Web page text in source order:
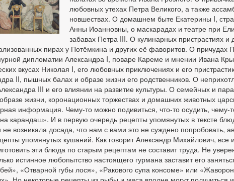
любовных утехах Петра Великого, а также
новшествах. О домашнем быте Екатерины I,
Анны Иоанновны, о маскарадах и театре при
забавах Петра III. О кулинарных пристрастиях и
пирах у Потёмкина и других её фаворитов. О причудах
дипломатии Александра I, поваре Кареме и мнении Ивана
вкусах Николая I, его любовных приключениях и его
II, пышных балах и образе жизни его родственников. О
III и его влиянии на развитие культуры. О семейных и
жизни, коронационных торжествах и домашних животных
информация. Чему-то можно подивиться, что-то осудить, чему-
на карандаш». И в первую очередь рецепты упомянутых в тексте
возникала досада, что нам с вами это не суждено попробовать,
упомянутых кушаний. Как говорит Александр Михайлович, все
эти блюда по старым рецептам не составит труда. Не
истинное любопытство настоящего гурмана заставит его
«Отварной губы лося», «Ракового супа консоме» или